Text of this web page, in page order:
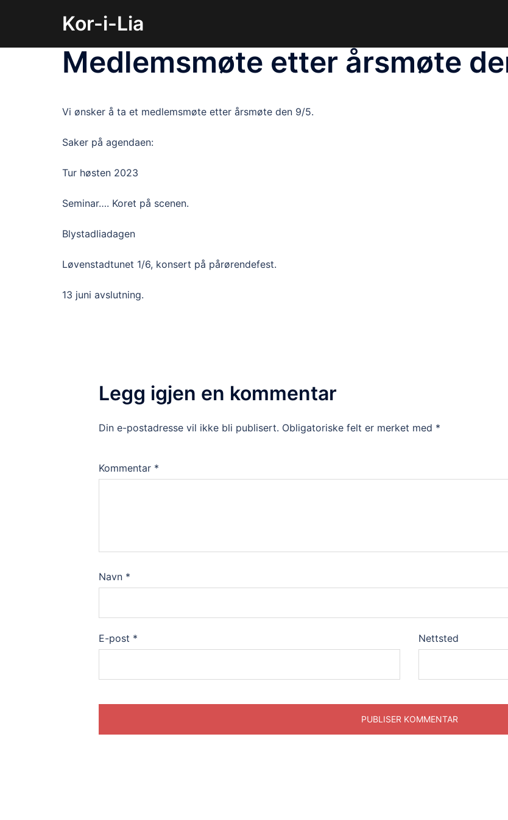
Kor-i-Lia
Medlemsmøte etter årsmøte
Vi ønsker å ta et medlemsmøte etter årsmøte den 9/5.
Saker på agendaen:
Tur høsten 2023
Seminar…. Koret på scenen.
Blystadliadagen
Løvenstadtunet 1/6, konsert på pårørendefest.
13 juni avslutning.
Legg igjen en kommentar
Din e-postadresse vil ikke bli publisert. Obligatoriske felt er merket med *
Kommentar *
Navn *
E-post * Nettsted